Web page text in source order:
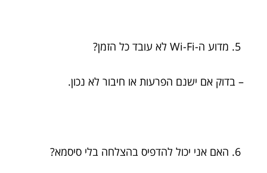
מדוע ה-Wi-Fi לא עובד כל הזמן?
– בדוק אם ישנם הפרעות או חיבור לא נכון.
האם אני יכול להדפיס בהצלחה בלי סיסמא?